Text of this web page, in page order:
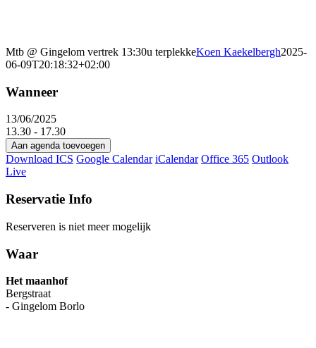
Mtb @ Gingelom vertrek 13:30u terplekkeKoen Kaekelbergh2025-
06-09T20:18:32+02:00
Wanneer
13/06/2025
13.30 - 17.30
Aan agenda toevoegen
Download ICS Google Calendar iCalendar Office 365 Outlook
Live
Reservatie Info
Reserveren is niet meer mogelijk
Waar
Het maanhof
Bergstraat
- Gingelom Borlo